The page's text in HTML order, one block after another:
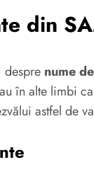
din
despre nume
în alte limbi
astfel de